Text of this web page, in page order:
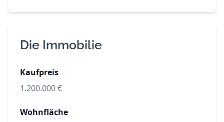
Die Immobilie
Kaufpreis
1.200.000 €
Wohnfläche